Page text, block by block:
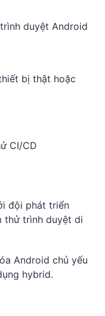
duyệt Android
bị thật hoặc
CI/CD
đội phát triển
thử trình duyệt di
Android chủ yếu
hybrid.